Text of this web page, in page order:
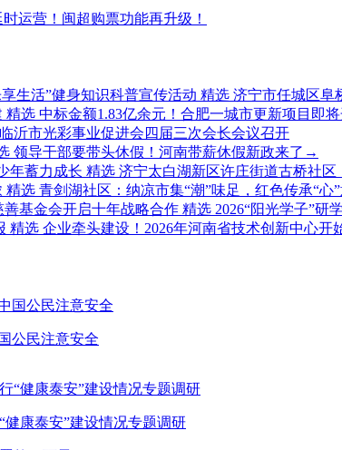
运营！闽超购票功能再升级！
精选 济宁市任城区阜
精选 中标金额1.83亿余元！合肥一城市更新项目即
临沂市光彩事业促进会四届三次会长会议召开
领导干部要带头休假！河南带薪休假新政来了→
精选 济宁太白湖新区许庄街道古桥社
精选 青剑湖社区：纳凉市集“潮”味足，红色传承“心
精选 2026“阳光学子”研
精选 企业牵头建设！2026年河南省技术创新中心开
公民注意安全
康泰安”建设情况专题调研